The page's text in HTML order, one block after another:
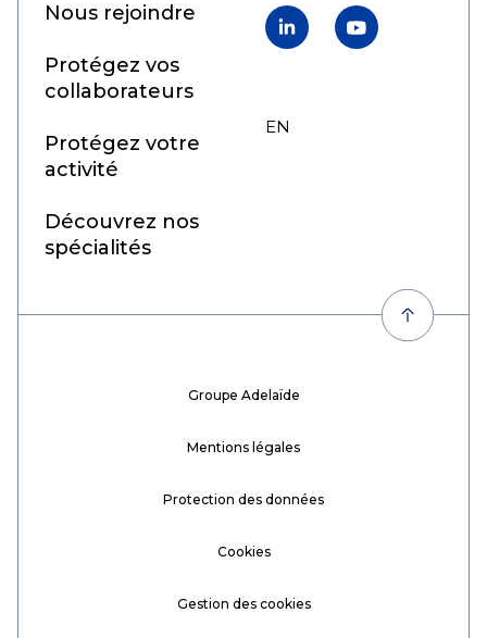
Nous rejoindre
Protégez vos
collaborateurs
Protégez votre
activité
Découvrez nos
spécialités
LinkedInYouTube
FR
EN
Groupe Adelaïde
Mentions légales
Protection des données
Cookies
Gestion des cookies